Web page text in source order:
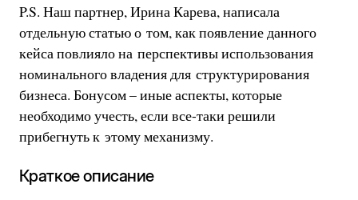
P.S. Наш партнер, Ирина Карева, написала
отдельную статью о том, как появление данного
кейса повлияло на перспективы использования
номинального владения для структурирования
бизнеса. Бонусом – иные аспекты, которые
необходимо учесть, если все-таки решили
прибегнуть к этому механизму.
Краткое описание